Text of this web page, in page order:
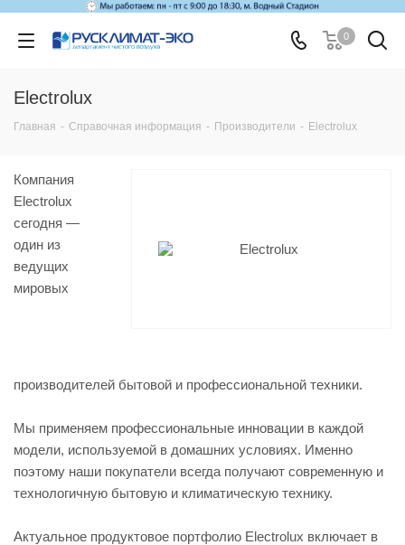
0
Electrolux
Главная - Справочная информация - Производители - Electrolux
Компания
Electrolux
сегодня —
один из
ведущих
мировых
производителей бытовой и профессиональной техники.
Мы применяем профессиональные инновации в каждой
модели, используемой в домашних условиях. Именно
поэтому наши покупатели всегда получают современную и
технологичную бытовую и климатическую технику.
Актуальное продуктовое портфолио Electrolux включает в